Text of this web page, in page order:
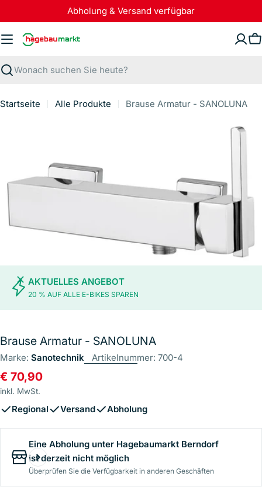
Inhalt
springen
Abholung & Versand verfügbar
Suchen
Startseite Alle Produkte
Brause Armatur - SANOLUNA
Produktinformationen
Sie das Medium 0 im Modalformat
AKTUELLES ANGEBOT
20 % AUF ALLE E-BIKES SPAREN
Brause Armatur - SANOLUNA
Marke: Sanotechnik Artikelnummer: 700-4
Regulärer
Preis
€ 70,90
inkl. MwSt.
Regional Versand Abholung
Eine Abholung unter Hagebaumarkt Berndorf
ist derzeit nicht möglich
Überprüfen Sie die Verfügbarkeit in anderen Geschäften